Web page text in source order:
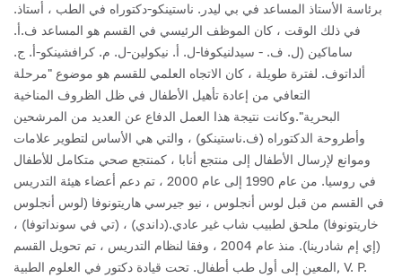
برئاسة الأستاذ المساعد في بي ليدر. ناستينكو-دكتوراه في الطب ، أستاذ.
في ذلك الوقت ، كان الموظف الرئيسي في القسم هو المساعد ف.أ.
ساماكين (ل. ف. - سيدلنيكوفا-ل. أ. نيكولين-ل. م. كرافشينكو-أ. ج.
ألداتوف. لفترة طويلة ، كان الاتجاه العلمي للقسم هو موضوع "مرحلة
التعافي من إعادة تأهيل الأطفال في ظل الظروف المناخية
البحرية".وكانت نتيجة هذا العمل الدفاع عن العديد من المرشحين
وأطروحة الدكتوراه (ف.ناستينكو) ، والتي هي الأساس لتطوير علامات
وموانع لإرسال الأطفال إلى منتجع أنابا ، كمنتجع صحي متكامل للأطفال
في روسيا.
من عام 1990 إلى عام 2000 ، تم دعم أعضاء هيئة التدريس
في القسم من قبل لوس أنجلوس ، نيو جيرسي هاريتونوفا (لوس أنجلوس
خاريتونوفا) ملحق لطبيب شاب غير عادي.(داندي) ، (تي في سونداتوفا) ،
(إي إم شادرينا).
منذ عام 2004 ، وفقا لنظام التدريس ، تم تحويل القسم
المعين إلى أول طب أطفال. تحت قيادة دكتور في العلوم الطبية, V. P.